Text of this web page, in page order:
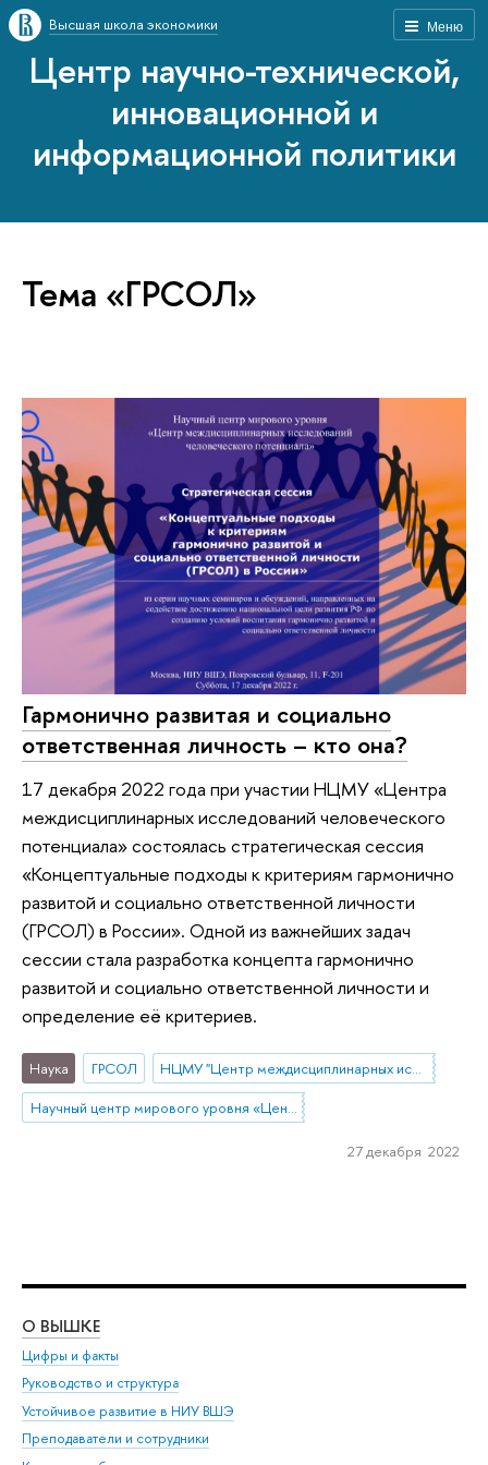
Меню
Высшая школа экономики
Центр научно-технической,
инновационной и
информационной политики
Тема «ГРСОЛ»
Гармонично развитая и социально
ответственная личность – кто она?
17 декабря 2022 года при участии НЦМУ «Центра
междисциплинарных исследований человеческого
потенциала» состоялась стратегическая сессия
«Концептуальные подходы к критериям гармонично
развитой и социально ответственной личности
(ГРСОЛ) в России». Одной из важнейших задач
сессии стала разработка концепта гармонично
развитой и социально ответственной личности и
определение её критериев.
Наука ГРСОЛ
НЦМУ "Центр междисциплинарных исследований человеческого потенциала"
Научный центр мирового уровня «Центр междисциплинарных исследований человеческого потенциала»
27 декабря 2022
О ВЫШКЕ
Цифры и факты
Руководство и структура
Устойчивое развитие в НИУ ВШЭ
Преподаватели и сотрудники